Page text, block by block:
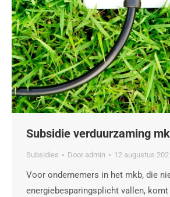
Subsidie verduurzaming
Subsidies Door admin 12 augustus
Voor ondernemers in het mkb, die
energiebesparingsplicht vallen, komt